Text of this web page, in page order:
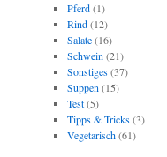
Pferd(1)
Rind(12)
Salate(16)
Schwein (21)
Sonstiges(37)
Suppen (15)
Test(5)
Tipps & Tricks(3)
Vegetarisch(61)